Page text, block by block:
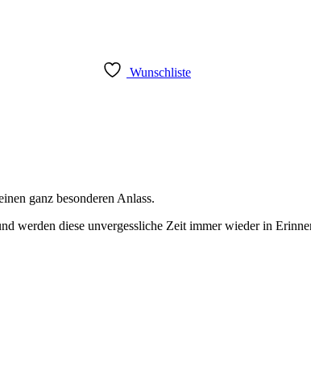
Wunschliste
ganz besonderen Anlass.
werden diese unvergessliche Zeit immer wieder in